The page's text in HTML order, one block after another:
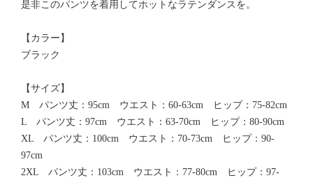
是非このパンツを着用してホットなラテンダンスを。
【カラー】
ブラック
【サイズ】
M パンツ丈：95cm ウエスト：60-63cm ヒップ：75-82cm
L パンツ丈：97cm ウエスト：63-70cm ヒップ：80-90cm
XL パンツ丈：100cm ウエスト：70-73cm ヒップ：90-
97cm
2XL パンツ丈：103cm ウエスト：77-80cm ヒップ：97-